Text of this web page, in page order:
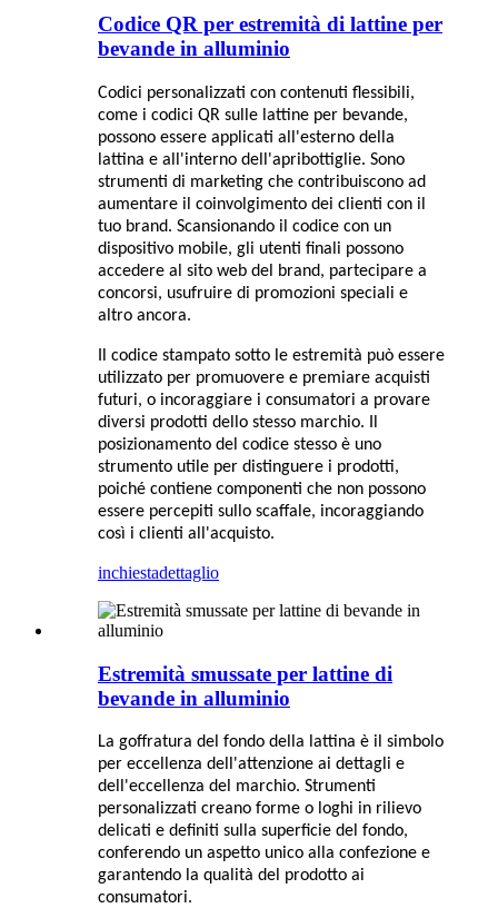
Codice QR per estremità di lattine per
bevande in alluminio
Codici personalizzati con contenuti flessibili,
come i codici QR sulle lattine per bevande,
possono essere applicati all'esterno della
lattina e all'interno dell'apribottiglie. Sono
strumenti di marketing che contribuiscono ad
aumentare il coinvolgimento dei clienti con il
tuo brand. Scansionando il codice con un
dispositivo mobile, gli utenti finali possono
accedere al sito web del brand, partecipare a
concorsi, usufruire di promozioni speciali e
altro ancora.
Il codice stampato sotto le estremità può essere
utilizzato per promuovere e premiare acquisti
futuri, o incoraggiare i consumatori a provare
diversi prodotti dello stesso marchio. Il
posizionamento del codice stesso è uno
strumento utile per distinguere i prodotti,
poiché contiene componenti che non possono
essere percepiti sullo scaffale, incoraggiando
così i clienti all'acquisto.
inchiestadettaglio
Estremità smussate per lattine di
bevande in alluminio
La goffratura del fondo della lattina è il simbolo
per eccellenza dell'attenzione ai dettagli e
dell'eccellenza del marchio. Strumenti
personalizzati creano forme o loghi in rilievo
delicati e definiti sulla superficie del fondo,
conferendo un aspetto unico alla confezione e
garantendo la qualità del prodotto ai
consumatori.